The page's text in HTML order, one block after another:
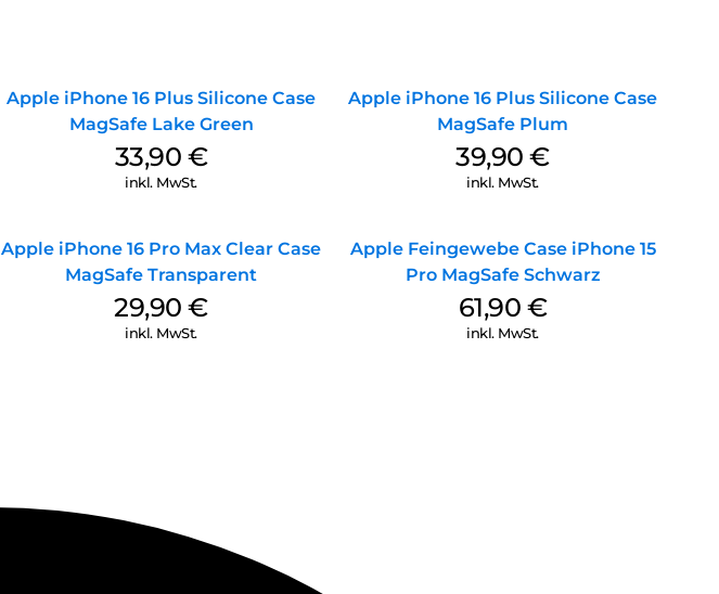
Apple iPhone 16 Plus Silicone Case
MagSafe Lake Green
33,90 €
inkl. MwSt.
Apple iPhone 16 Plus Silicone Case
MagSafe Plum
39,90€
inkl. MwSt.
Apple iPhone 16 Pro Max Clear Case
MagSafe Transparent
29,90€
inkl. MwSt.
Apple Feingewebe Case iPhone 15
Pro MagSafe Schwarz
61,90 €
inkl. MwSt.